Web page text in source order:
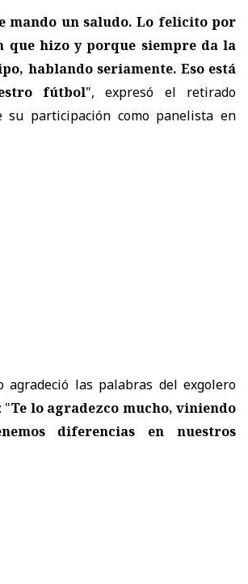
mando un saludo. Lo felicito por
que hizo y porque siempre da la
hablando seriamente. Eso está
fútbol", expresó el retirado
su participación como panelista en
agradeció las palabras del exgolero
"Te lo agradezco mucho, viniendo
diferencias en nuestros